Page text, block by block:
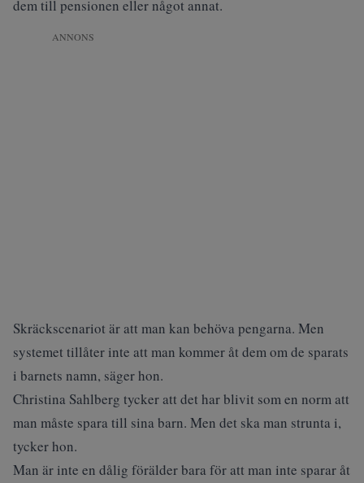
dem till pensionen eller något annat.
ANNONS
Skräckscenariot är att man kan behöva pengarna. Men
systemet tillåter inte att man kommer åt dem om de sparats
i barnets namn, säger hon.
Christina Sahlberg tycker att det har blivit som en norm att
man måste spara till sina barn. Men det ska man strunta i,
tycker hon.
Man är inte en dålig förälder bara för att man inte sparar åt